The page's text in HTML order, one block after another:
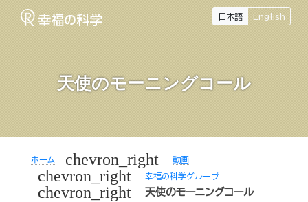
日本語 English
天使のモーニングコール
ホーム chevron_right 動画
chevron_right 幸福の科学グループ
chevron_right 天使のモーニングコール